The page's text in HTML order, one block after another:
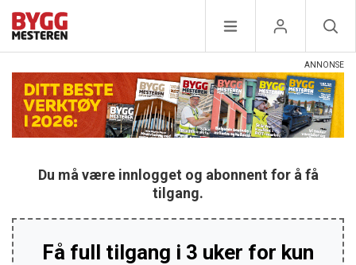
Du må være innlogget og abonnent for å få
tilgang.
Få full tilgang i 3 uker for kun